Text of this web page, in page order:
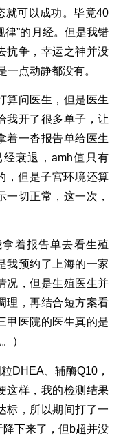
就可以成功。毕竟40
律”的月经。但是我错
抗争，幸运之神并没
点动静都没有。
算问医生，但是医生
我开了很多单子，让
着一沓报告单给医生
衰退，amh值只有
，但是子宫环境还算
切正常，这一次，
着报告单去看生殖
我预约了上海的一家
况，但是生殖医生并
理，再结合短方案看
甲医院的医生真的是
）
DHEA、辅酶Q10，
这样，我的检测结果
标，所以期间打了一
下来了，但b超并没